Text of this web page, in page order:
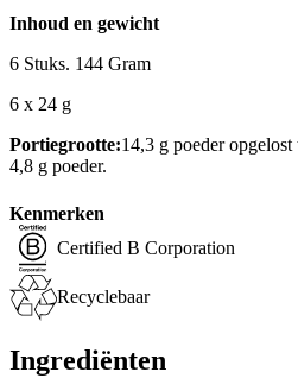
Inhoud en gewicht
6 Stuks. 144 Gram
6 x 24 g
Portiegrootte:14,3 g poeder
4,8 g poeder.
Kenmerken
Certified B Corporation
Recyclebaar
Ingrediënten